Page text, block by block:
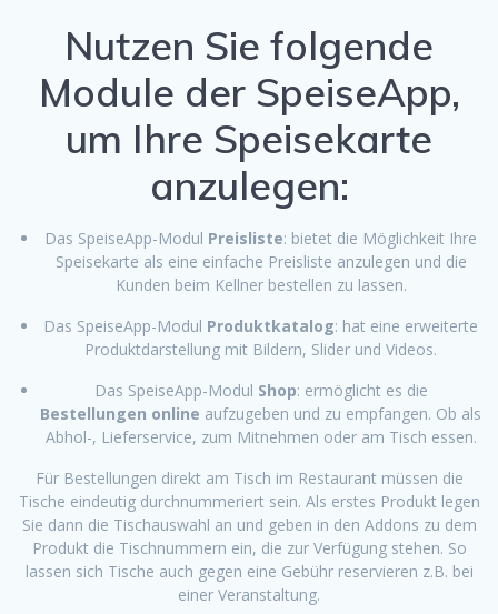
Nutzen Sie folgende
Module der SpeiseApp,
um Ihre Speisekarte
anzulegen:
Das SpeiseApp-Modul Preisliste: bietet die Möglichkeit Ihre
Speisekarte als eine einfache Preisliste anzulegen und die
Kunden beim Kellner bestellen zu lassen.
Das SpeiseApp-Modul Produktkatalog: hat eine erweiterte
Produktdarstellung mit Bildern, Slider und Videos.
Das SpeiseApp-Modul Shop: ermöglicht es die
Bestellungen online aufzugeben und zu empfangen. Ob als
Abhol-, Lieferservice, zum Mitnehmen oder am Tisch essen.
Für Bestellungen direkt am Tisch im Restaurant müssen die
Tische eindeutig durchnummeriert sein. Als erstes Produkt legen
Sie dann die Tischauswahl an und geben in den Addons zu dem
Produkt die Tischnummern ein, die zur Verfügung stehen. So
lassen sich Tische auch gegen eine Gebühr reservieren z.B. bei
einer Veranstaltung.